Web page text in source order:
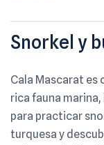
Snorkel y
Cala Mascarat es
rica fauna
para practicar
turquesa y